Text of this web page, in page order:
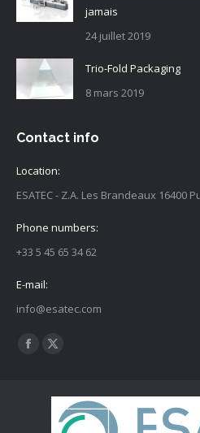
jamais
24 juillet 2019
Trio-Fold Packaging
8 mars 2019
Contact info
Location:
ESATEC - Z.A. Les Brandeaux 16400
Phone numbers:
+33 5 45 65 34 62
E-mail:
info@esatec.com
Trouvez nous sur :
Facebook
opens
X
opens
in